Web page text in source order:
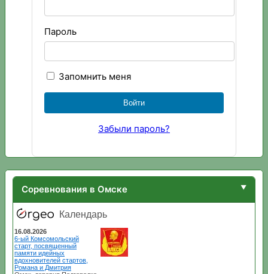
Пароль
Запомнить меня
Забыли пароль?
Соревнования в Омске